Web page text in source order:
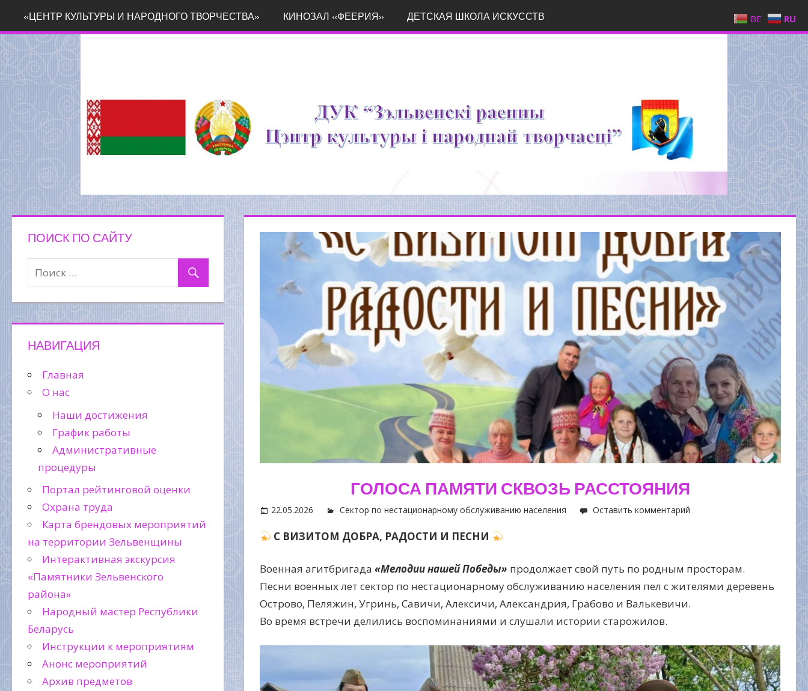
содержимому
«ЦЕНТР КУЛЬТУРЫ И НАРОДНОГО ТВОРЧЕСТВА» КИНОЗАЛ «ФЕЕРИЯ» ДЕТСКАЯ ШКОЛА ИСКУССТВ
ГОЛОСА ПАМЯТИ СКВОЗЬ РАССТОЯНИЯ
22.05.2026 Сектор по нестационарному обслуживанию населения Оставить комментарий
С ВИЗИТОМ ДОБРА, РАДОСТИ И ПЕСНИ
Военная агитбригада «Мелодии нашей Победы» продолжает свой путь по родным просторам.
Песни военных лет сектор по нестационарному обслуживанию населения пел с жителями деревень
Острово, Пеляжин, Угринь, Савичи, Алексичи, Александрия, Грабово и Валькевичи.
Во время встречи делились воспоминаниями и слушали истории старожилов.
ПОИСК ПО САЙТУ
НАВИГАЦИЯ
Главная
О нас
Наши достижения
График работы
Административные
процедуры
Портал рейтинговой оценки
Охрана труда
Карта брендовых мероприятий
на территории Зельвенщины
Интерактивная экскурсия
«Памятники Зельвенского
района»
Народный мастер Республики
Беларусь
Инструкции к мероприятиям
Анонс мероприятий
Архив предметов
BE RU